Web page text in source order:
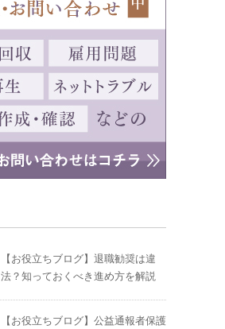
【お役立ちブログ】退職勧奨は違
法？知っておくべき進め方を解説
【お役立ちブログ】公益通報者保護